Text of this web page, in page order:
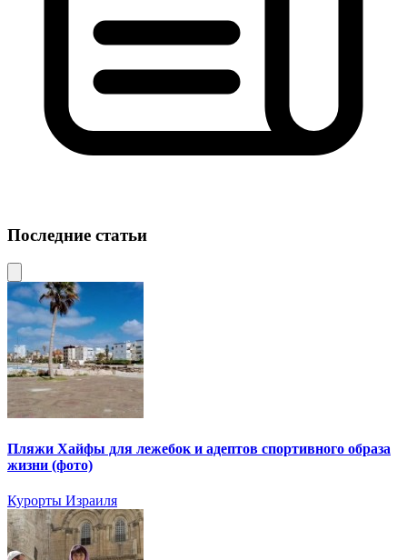
Последние статьи
Пляжи Хайфы для лежебок и адептов спортивного образа
жизни (фото)
Курорты Израиля